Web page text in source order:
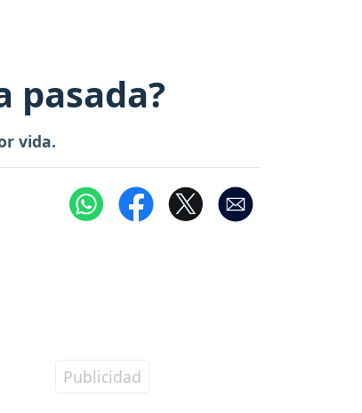
pasada?
vida.